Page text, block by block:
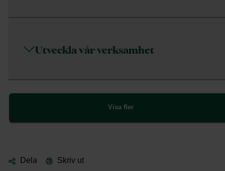
Utveckla vår verksamhet
Visa fler
Dela Skriv ut